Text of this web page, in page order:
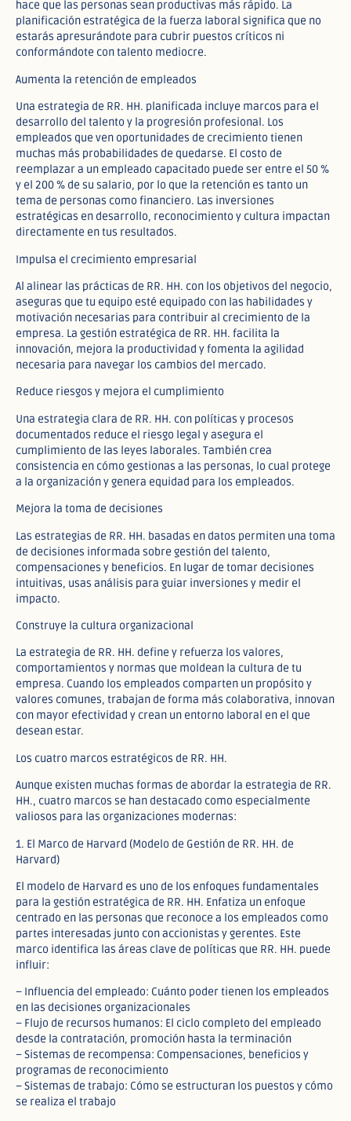
hace que las personas sean productivas más rápido. La
planificación estratégica de la fuerza laboral significa que no
estarás apresurándote para cubrir puestos críticos ni
conformándote con talento mediocre.
Aumenta la retención de empleados
Una estrategia de RR. HH. planificada incluye marcos para el
desarrollo del talento y la progresión profesional. Los
empleados que ven oportunidades de crecimiento tienen
muchas más probabilidades de quedarse. El costo de
reemplazar a un empleado capacitado puede ser entre el 50 %
y el 200 % de su salario, por lo que la retención es tanto un
tema de personas como financiero. Las inversiones
estratégicas en desarrollo, reconocimiento y cultura impactan
directamente en tus resultados.
Impulsa el crecimiento empresarial
Al alinear las prácticas de RR. HH. con los objetivos del negocio,
aseguras que tu equipo esté equipado con las habilidades y
motivación necesarias para contribuir al crecimiento de la
empresa. La gestión estratégica de RR. HH. facilita la
innovación, mejora la productividad y fomenta la agilidad
necesaria para navegar los cambios del mercado.
Reduce riesgos y mejora el cumplimiento
Una estrategia clara de RR. HH. con políticas y procesos
documentados reduce el riesgo legal y asegura el
cumplimiento de las leyes laborales. También crea
consistencia en cómo gestionas a las personas, lo cual protege
a la organización y genera equidad para los empleados.
Mejora la toma de decisiones
Las estrategias de RR. HH. basadas en datos permiten una toma
de decisiones informada sobre gestión del talento,
compensaciones y beneficios. En lugar de tomar decisiones
intuitivas, usas análisis para guiar inversiones y medir el
impacto.
Construye la cultura organizacional
La estrategia de RR. HH. define y refuerza los valores,
comportamientos y normas que moldean la cultura de tu
empresa. Cuando los empleados comparten un propósito y
valores comunes, trabajan de forma más colaborativa, innovan
con mayor efectividad y crean un entorno laboral en el que
desean estar.
Los cuatro marcos estratégicos de RR. HH.
Aunque existen muchas formas de abordar la estrategia de RR.
HH., cuatro marcos se han destacado como especialmente
valiosos para las organizaciones modernas:
1. El Marco de Harvard (Modelo de Gestión de RR. HH. de
Harvard)
El modelo de Harvard es uno de los enfoques fundamentales
para la gestión estratégica de RR. HH. Enfatiza un enfoque
centrado en las personas que reconoce a los empleados como
partes interesadas junto con accionistas y gerentes. Este
marco identifica las áreas clave de políticas que RR. HH. puede
influir:
– Influencia del empleado: Cuánto poder tienen los empleados
en las decisiones organizacionales
– Flujo de recursos humanos: El ciclo completo del empleado
desde la contratación, promoción hasta la terminación
– Sistemas de recompensa: Compensaciones, beneficios y
programas de reconocimiento
– Sistemas de trabajo: Cómo se estructuran los puestos y cómo
se realiza el trabajo